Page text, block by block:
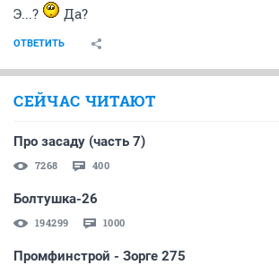
Э...? Да?
ОТВЕТИТЬ
СЕЙЧАС ЧИТАЮТ
Про засаду (часть 7)
7268 400
Болтушка-26
194299 1000
Промфинстрой - Зорге 275